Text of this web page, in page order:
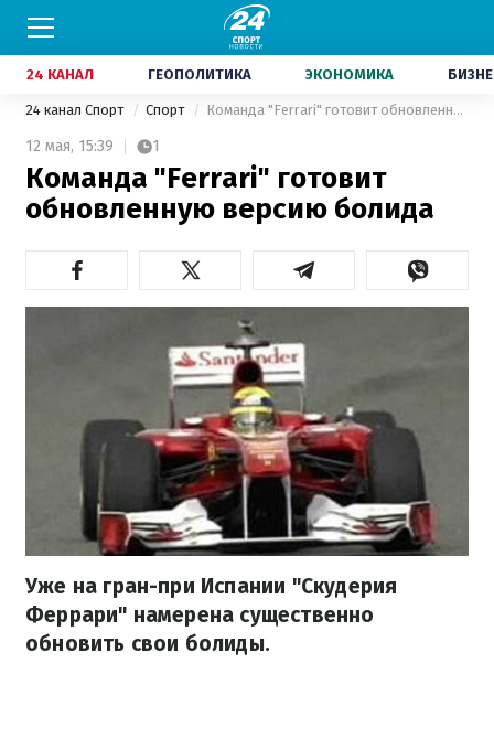
24 КАНАЛ ГЕОПОЛИТИКА ЭКОНОМИКА
24 канал Спорт Спорт Команда "Ferrari" готовит обновленную версию болида
12 мая, 15:39 1
Команда "Ferrari" готовит
обновленную версию болида
Уже на гран-при Испании "Скудерия
Феррари" намерена существенно
обновить свои болиды.